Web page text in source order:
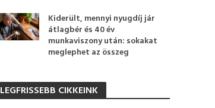
Kiderült, mennyi nyugdíj jár
átlagbér és 40 év
munkaviszony után: sokakat
meglephet az összeg
LEGFRISSEBB CIKKEINK